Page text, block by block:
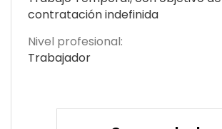
contratación indefinida
Nivel profesional:
Trabajador